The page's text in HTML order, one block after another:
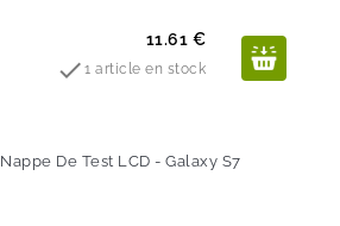
Prix
11.61 €
1 article en stock
Nappe De Test LCD - Galaxy S7